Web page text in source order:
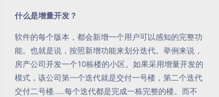
什么是增量开发？
软件的每个版本，都会新增一个用户可以感知的完整功
能。也就是说，按照新增功能来划分迭代。举例来说，
房产公司开发一个10栋楼的小区。如果采用增量开发的
模式，该公司第一个迭代就是交付一号楼，第二个迭代
交付二号楼……每个迭代都是完成一栋完整的楼。而不